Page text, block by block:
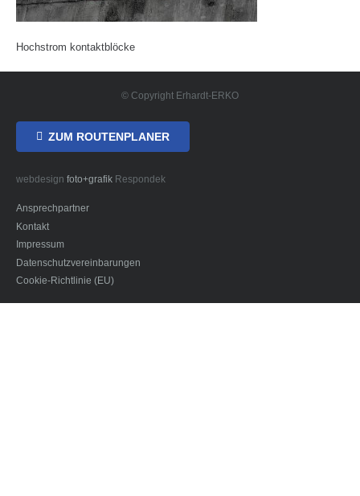
Hochstrom kontaktblöcke
© Copyright Erhardt-ERKO
ZUM ROUTENPLANER
webdesign foto+grafikRespondek
Ansprechpartner
Kontakt
Impressum
Datenschutzvereinbarungen
Cookie-Richtlinie (EU)